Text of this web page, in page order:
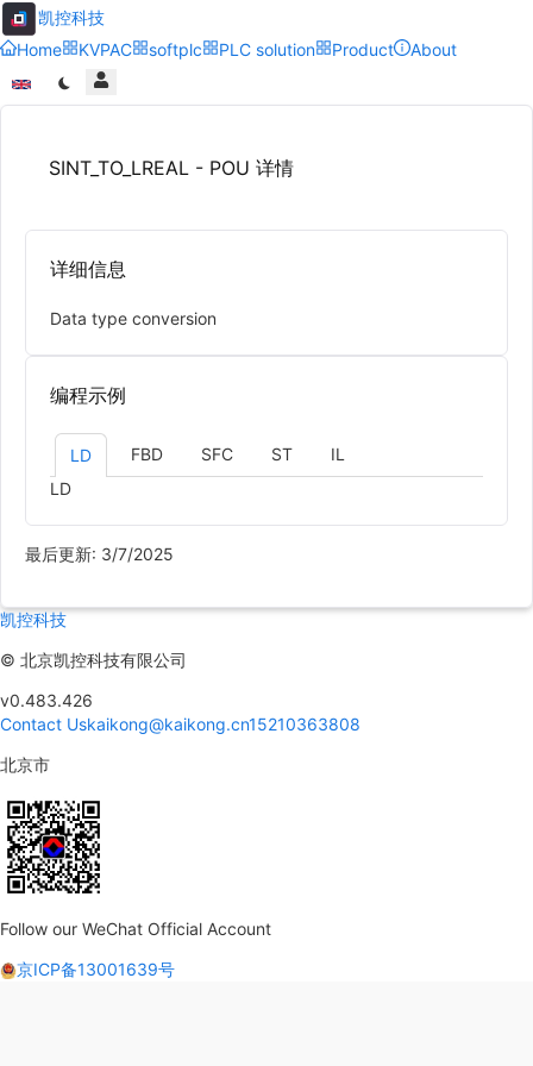
凯控科技
Home
KVPAC softplc PLC solution Product About
SINT_TO_LREAL - POU 详情
详细信息
Data type conversion
编程示例
LD FBD SFC ST
IL
LD
最后更新: 3/7/2025
凯控科技
© 北京凯控科技有限公司
v0.483.426
Contact Uskaikong@kaikong.cn15210363808
北京市
Follow our WeChat Official Account
京ICP备13001639号